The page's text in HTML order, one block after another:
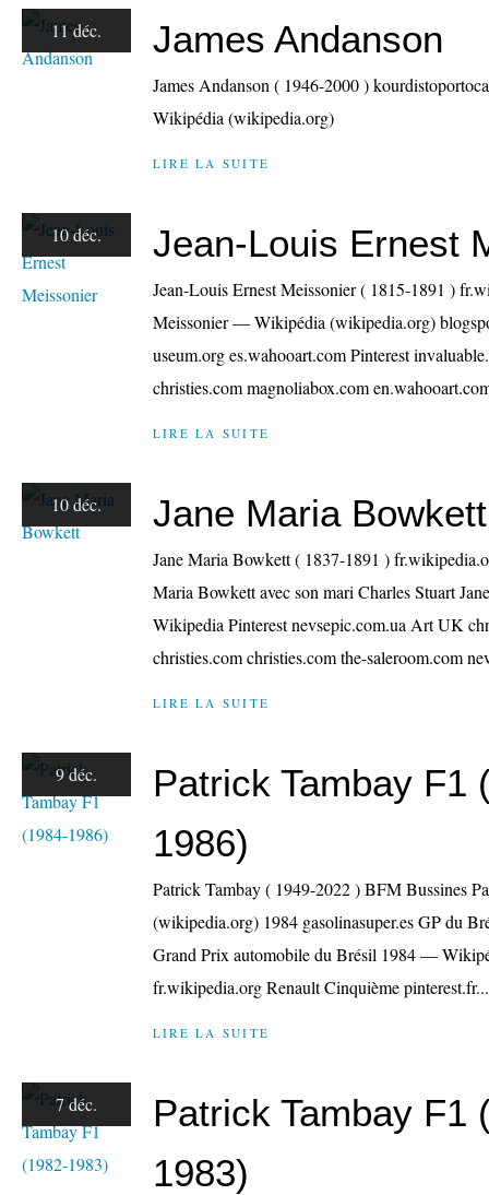
11 déc. James Andanson
James Andanson ( 1946-2000 )
Wikipédia (wikipedia.org)
LIRE LA SUITE
10 déc. Jean-Louis Ernest
Jean-Louis Ernest Meissonier ( 1815-1891 )
Meissonier — Wikipédia (wikipedia.org)
useum.org es.wahooart.com Pinterest
christies.com magnoliabox.com
LIRE LA SUITE
10 déc. Jane Maria Bowkett
Jane Maria Bowkett ( 1837-1891 )
Maria Bowkett avec son mari Charles Stuart
Wikipedia Pinterest nevsepic.com.ua Art UK
christies.com christies.com the-saleroom.com
LIRE LA SUITE
9 déc.
Patrick Tambay F1
1986)
Patrick Tambay ( 1949-2022 ) BFM Bussines
(wikipedia.org) 1984 gasolinasuper.es GP du
Grand Prix automobile du Brésil 1984 —
fr.wikipedia.org Renault Cinquième pinterest.fr...
LIRE LA SUITE
7 déc.
Patrick Tambay F1
1983)